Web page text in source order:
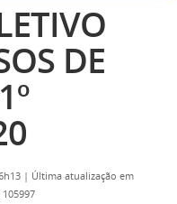
DE
| Última atualização em
105997